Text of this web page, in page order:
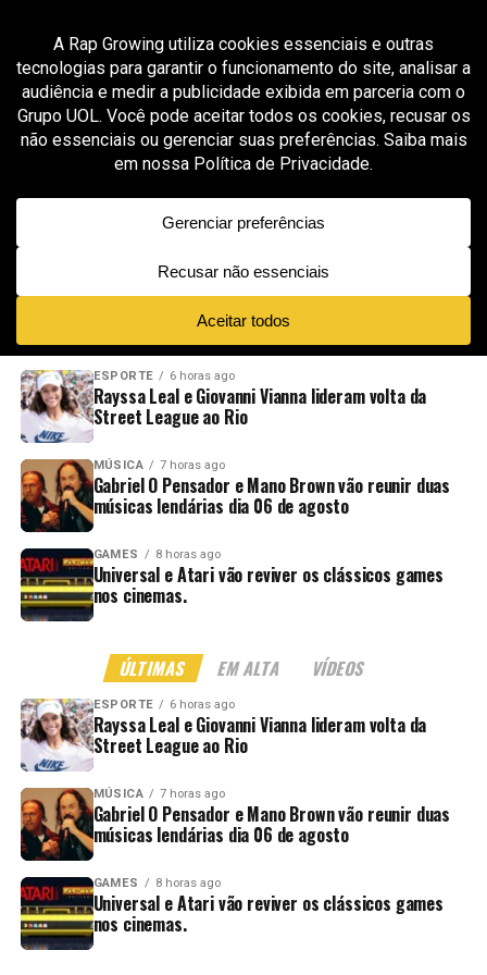
All posts tagged "estética urbana"
GROOVER X RAP GROWING 7 meses ago
Cellz Grammz lança “Ramen Elite” com flow
pesado, narrativa de rua e clipe gravado em
Chinatown
NOVIDADES EM ALTA VÍDEOS
ESPORTE 6 horas ago
Rayssa Leal e Giovanni Vianna lideram volta da
Street League ao Rio
MÚSICA 7 horas ago
Gabriel O Pensador e Mano Brown vão reunir duas
músicas lendárias dia 06 de agosto
GAMES 8 horas ago
Universal e Atari vão reviver os clássicos games
nos cinemas.
ÚLTIMAS EM ALTA VÍDEOS
ESPORTE 6 horas ago
Rayssa Leal e Giovanni Vianna lideram volta da
Street League ao Rio
MÚSICA 7 horas ago
Gabriel O Pensador e Mano Brown vão reunir duas
músicas lendárias dia 06 de agosto
GAMES 8 horas ago
Universal e Atari vão reviver os clássicos games
nos cinemas.